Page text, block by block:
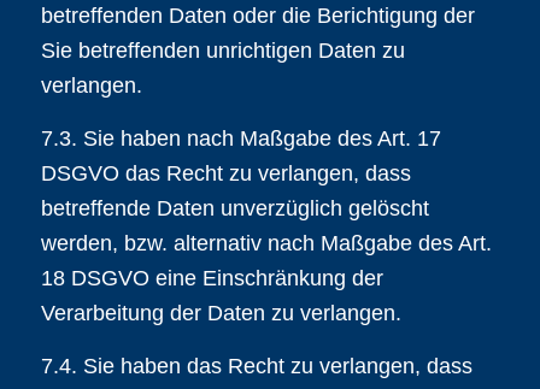
betreffenden Daten oder die Berichtigung der
Sie betreffenden unrichtigen Daten zu
verlangen.
7.3. Sie haben nach Maßgabe des Art. 17
DSGVO das Recht zu verlangen, dass
betreffende Daten unverzüglich gelöscht
werden, bzw. alternativ nach Maßgabe des Art.
18 DSGVO eine Einschränkung der
Verarbeitung der Daten zu verlangen.
7.4. Sie haben das Recht zu verlangen, dass